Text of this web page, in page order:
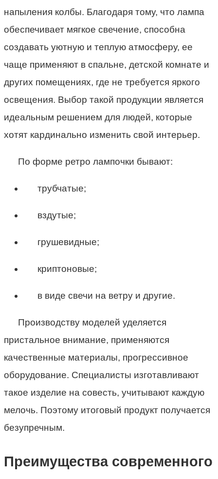
напыления колбы. Благодаря тому, что лампа
обеспечивает мягкое свечение, способна
создавать уютную и теплую атмосферу, ее
чаще применяют в спальне, детской комнате и
других помещениях, где не требуется яркого
освещения. Выбор такой продукции является
идеальным решением для людей, которые
хотят кардинально изменить свой интерьер.
По форме ретро лампочки бывают:
трубчатые;
вздутые;
грушевидные;
криптоновые;
в виде свечи на ветру и другие.
Производству моделей уделяется
пристальное внимание, применяются
качественные материалы, прогрессивное
оборудование. Специалисты изготавливают
такое изделие на совесть, учитывают каждую
мелочь. Поэтому итоговый продукт получается
безупречным.
Преимущества современного